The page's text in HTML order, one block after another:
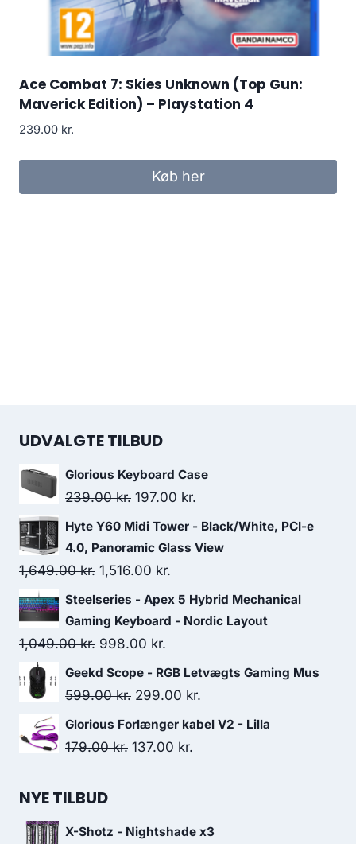
Ace Combat 7: Skies Unknown (Top Gun:
Maverick Edition) – Playstation 4
239.00 kr.
Køb her
UDVALGTE TILBUD
Glorious Keyboard Case
239.00kr. Original
price
was:
239.00 kr..
197.00 kr.
price
is:
Hyte Y60 Midi Tower - Black/White, PCI-e
4.0, Panoramic Glass View
1,649.00kr. Original
price
was:
1,649.00 kr..
1,516.00 kr.
price
is:
Steelseries - Apex 5 Hybrid Mechanical
Gaming Keyboard - Nordic Layout
1,049.00kr. Original
price
was:
998.00 kr.
price
is:
Geekd Scope - RGB Letvægts Gaming Mus
599.00kr. Original
price
was:
299.00 kr.
price
Glorious Forlænger kabel V2 - Lilla
179.00kr. Original
137.00 kr.
NYE TILBUD
X-Shotz - Nightshade x3